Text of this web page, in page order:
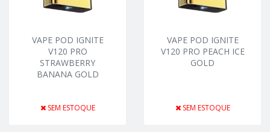
VAPE POD IGNITE
V120 PRO
STRAWBERRY
BANANA GOLD
SEM ESTOQUE
VAPE POD IGNITE
V120 PRO PEACH ICE
GOLD
SEM ESTOQUE